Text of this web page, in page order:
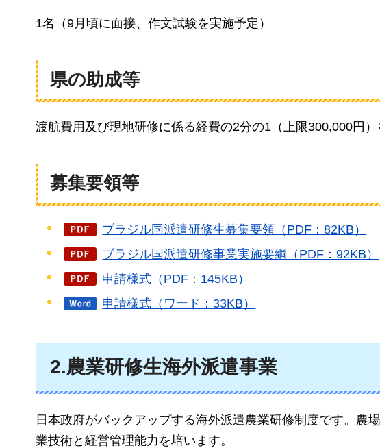
1名（9月頃に面接、作文試験を実施予定）
県の助成等
渡航費用及び現地研修に係る経費の2分の1（上限300,000円）
募集要領等
ブラジル国派遣研修生募集要領（PDF：82KB）
ブラジル国派遣研修事業実施要綱（PDF：92KB）
申請様式（PDF：145KB）
申請様式（ワード：33KB）
2.農業研修生海外派遣事業
日本政府がバックアップする海外派遣農業研修制度です。農
業技術と経営管理能力を培います。